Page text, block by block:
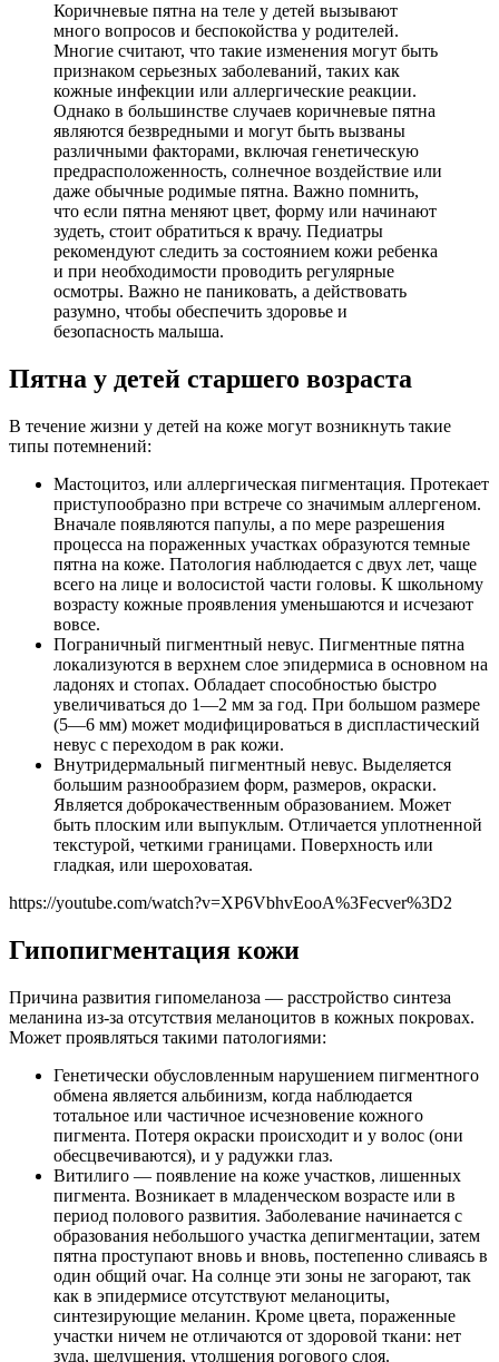
Коричневые пятна на теле у детей вызывают
много вопросов и беспокойства у родителей.
Многие считают, что такие изменения могут быть
признаком серьезных заболеваний, таких как
кожные инфекции или аллергические реакции.
Однако в большинстве случаев коричневые пятна
являются безвредными и могут быть вызваны
различными факторами, включая генетическую
предрасположенность, солнечное воздействие или
даже обычные родимые пятна. Важно помнить,
что если пятна меняют цвет, форму или начинают
зудеть, стоит обратиться к врачу. Педиатры
рекомендуют следить за состоянием кожи ребенка
и при необходимости проводить регулярные
осмотры. Важно не паниковать, а действовать
разумно, чтобы обеспечить здоровье и
безопасность малыша.
Пятна у детей старшего возраста
В течение жизни у детей на коже могут возникнуть такие
типы потемнений:
Мастоцитоз, или аллергическая пигментация. Протекает
приступообразно при встрече со значимым аллергеном.
Вначале появляются папулы, а по мере разрешения
процесса на пораженных участках образуются темные
пятна на коже. Патология наблюдается с двух лет, чаще
всего на лице и волосистой части головы. К школьному
возрасту кожные проявления уменьшаются и исчезают
вовсе.
Пограничный пигментный невус. Пигментные пятна
локализуются в верхнем слое эпидермиса в основном на
ладонях и стопах. Обладает способностью быстро
увеличиваться до 1—2 мм за год. При большом размере
(5—6 мм) может модифицироваться в диспластический
невус с переходом в рак кожи.
Внутридермальный пигментный невус. Выделяется
большим разнообразием форм, размеров, окраски.
Является доброкачественным образованием. Может
быть плоским или выпуклым. Отличается уплотненной
текстурой, четкими границами. Поверхность или
гладкая, или шероховатая.
https://youtube.com/watch?v=XP6VbhvEooA%3Fecver%3D2
Гипопигментация кожи
Причина развития гипомеланоза — расстройство синтеза
меланина из-за отсутствия меланоцитов в кожных покровах.
Может проявляться такими патологиями:
Генетически обусловленным нарушением пигментного
обмена является альбинизм, когда наблюдается
тотальное или частичное исчезновение кожного
пигмента. Потеря окраски происходит и у волос (они
обесцвечиваются), и у радужки глаз.
Витилиго — появление на коже участков, лишенных
пигмента. Возникает в младенческом возрасте или в
период полового развития. Заболевание начинается с
образования небольшого участка депигментации, затем
пятна проступают вновь и вновь, постепенно сливаясь в
один общий очаг. На солнце эти зоны не загорают, так
как в эпидермисе отсутствуют меланоциты,
синтезирующие меланин. Кроме цвета, пораженные
участки ничем не отличаются от здоровой ткани: нет
зуда, шелушения, утолщения рогового слоя.